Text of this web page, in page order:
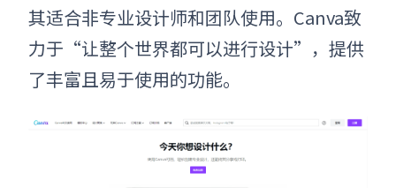
其适合非专业设计师和团队使用。Canva致
力于“让整个世界都可以进行设计”，提供
了丰富且易于使用的功能。